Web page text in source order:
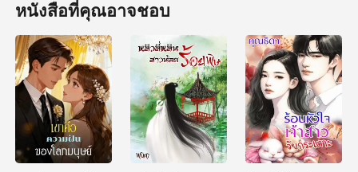
หนังสือที่คุณอาจชอบ